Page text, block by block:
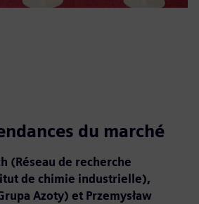
du marché
(Réseau de recherche
de chimie industrielle),
Azoty) et Przemysław